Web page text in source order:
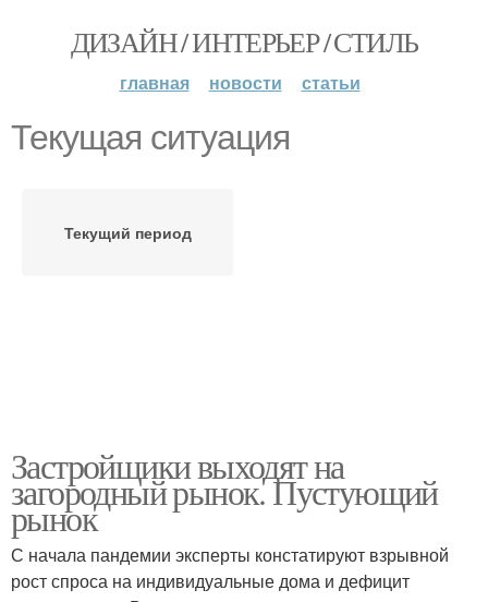
ДИЗАЙН / ИНТЕРЬЕР / СТИЛЬ
главная новости статьи
Текущая ситуация
Текущий период
Застройщики выходят на
загородный рынок. Пустующий
рынок
С начала пандемии эксперты констатируют взрывной
рост спроса на индивидуальные дома и дефицит